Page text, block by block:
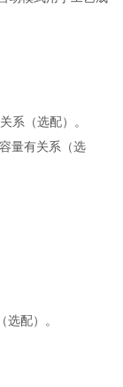
系（选配）。
量有关系（选
配）。